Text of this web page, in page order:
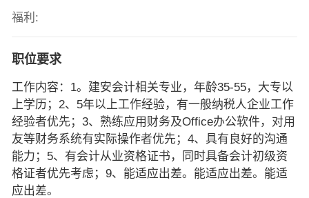
福利:
职位要求
工作内容：1。建安会计相关专业，年龄35-55，大专以
上学历；2、5年以上工作经验，有一般纳税人企业工作
经验者优先；3、熟练应用财务及Office办公软件，对用
友等财务系统有实际操作者优先；4、具有良好的沟通
能力；5、有会计从业资格证书，同时具备会计初级资
格证者优先考虑；9、能适应出差。能适应出差。能适
应出差。